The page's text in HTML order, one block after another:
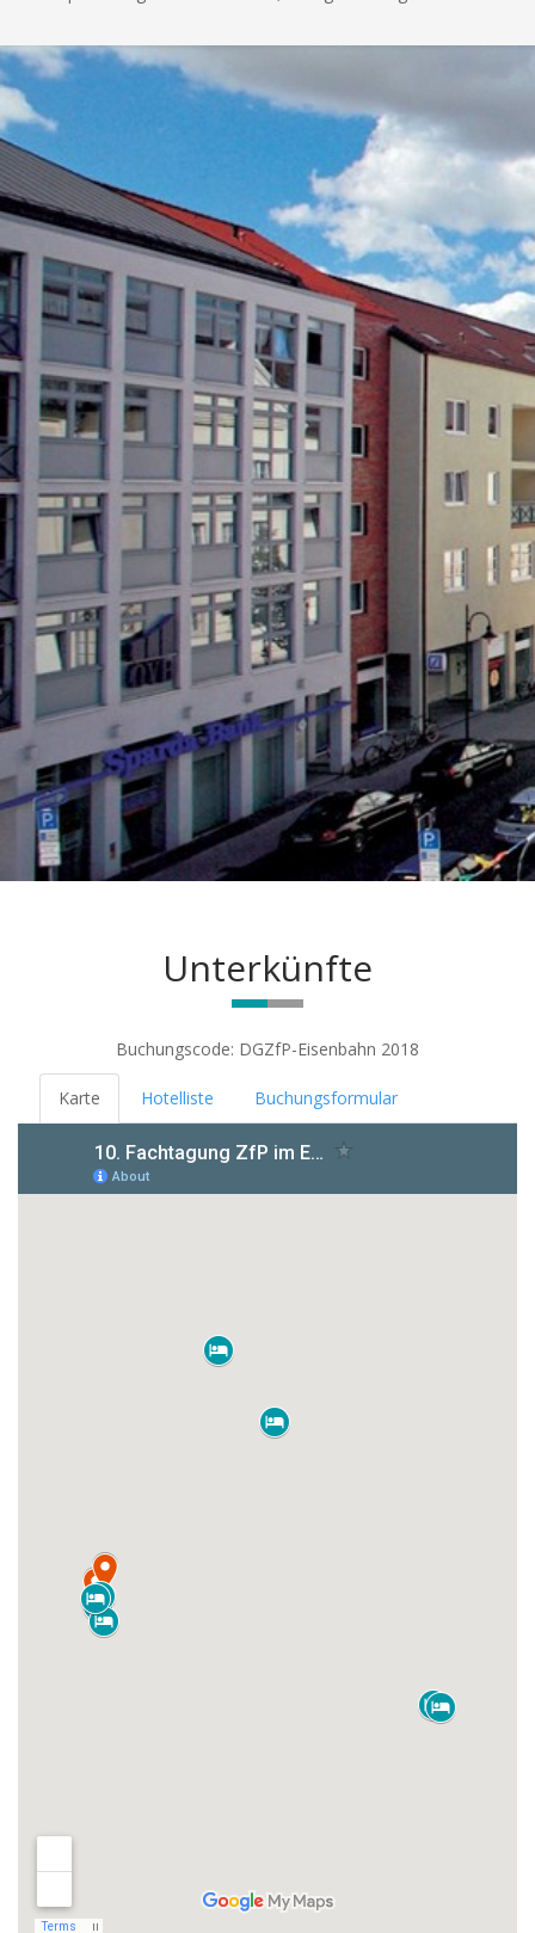
Unterkünfte
Buchungscode: DGZfP-Eisenbahn 2018
Karte Hotelliste Buchungsformular